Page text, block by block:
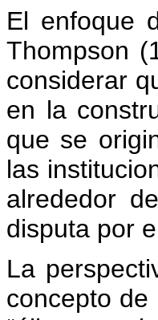
El enfoque
Thompson
considerar
en la
que se
las
alrededor
disputa por
La
concepto